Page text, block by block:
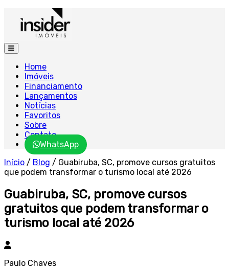
Home
Imóveis
Financiamento
Lançamentos
Notícias
Favoritos
Sobre
Contato
WhatsApp
Início / Blog / Guabiruba, SC, promove cursos gratuitos
que podem transformar o turismo local até 2026
Guabiruba, SC, promove cursos
gratuitos que podem transformar o
turismo local até 2026
Paulo Chaves